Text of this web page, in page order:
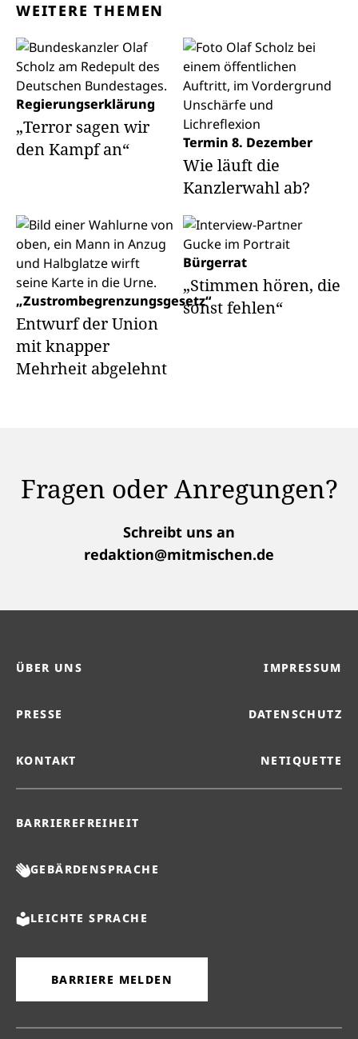
WEITERE THEMEN
Regierungserklärung
„Terror sagen wir
den Kampf an“
Termin 8. Dezember
Wie läuft die
Kanzlerwahl ab?
„Zustrombegrenzungsgesetz“
Entwurf der Union
mit knapper
Mehrheit abgelehnt
Bürgerrat
„Stimmen hören, die
sonst fehlen“
Fragen oder Anregungen?
Schreibt uns an
redaktion@mitmischen.de
ÜBER UNS IMPRESSUM
PRESSE DATENSCHUTZ
KONTAKT NETIQUETTE
BARRIEREFREIHEIT
GEBÄRDENSPRACHE
LEICHTE SPRACHE
BARRIERE MELDEN